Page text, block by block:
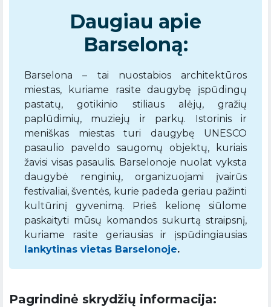
Daugiau apie
Barseloną:
Barselona – tai nuostabios architektūros
miestas, kuriame rasite daugybę įspūdingų
pastatų, gotikinio stiliaus alėjų, gražių
paplūdimių, muziejų ir parkų. Istorinis ir
meniškas miestas turi daugybę UNESCO
pasaulio paveldo saugomų objektų, kuriais
žavisi visas pasaulis. Barselonoje nuolat vyksta
daugybė renginių, organizuojami įvairūs
festivaliai, šventės, kurie padeda geriau pažinti
kultūrinį gyvenimą. Prieš kelionę siūlome
paskaityti mūsų komandos sukurtą straipsnį,
kuriame rasite geriausias ir įspūdingiausias
lankytinas vietas Barselonoje.
Pagrindinė skrydžių informacija: